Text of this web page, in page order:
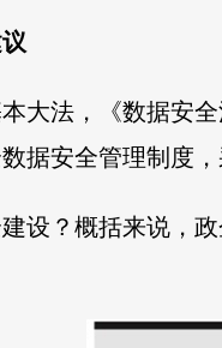
大法，《数据安
据安全管理制度
设？概括来说，